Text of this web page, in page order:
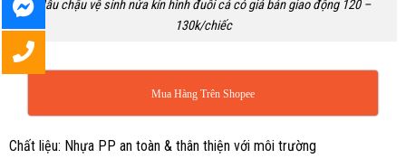
Mẫu chậu vệ sinh nửa kín hình đuôi cá có giá bán giao động 120 –
130k/chiếc
Mua Hàng Trên Shopee
Chất liệu: Nhựa PP an toàn & thân thiện với môi trường